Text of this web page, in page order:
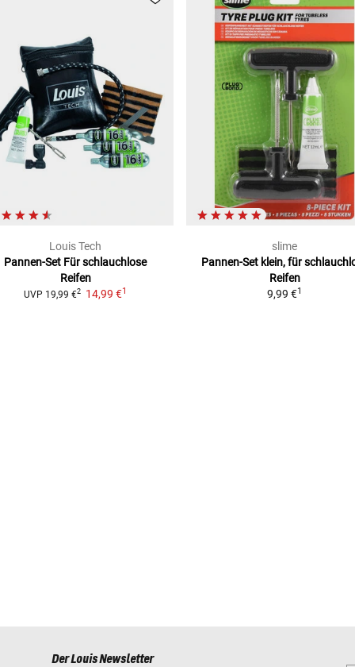
Louis Tech
Pannen-Set Für schlauchlose
Reifen
UVP 19,99 €2 14,99 €1
slime
Pannen-Set klein, für
Reifen
9,99 €1
Der Louis Newsletter